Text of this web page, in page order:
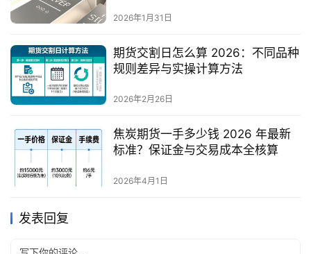
2026年1月31日
期货交割日怎么算 2026：不同品种
规则差异与实操计算方法
2026年2月26日
焦炭期货一手多少钱 2026 年最新
标准？保证金与交易成本全核算
2026年4月1日
发表回复